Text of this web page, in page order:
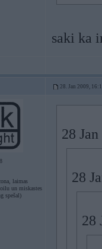
saki ka
28. Jan 2009,
laimas
un miskastes
spešal)
28
28
28